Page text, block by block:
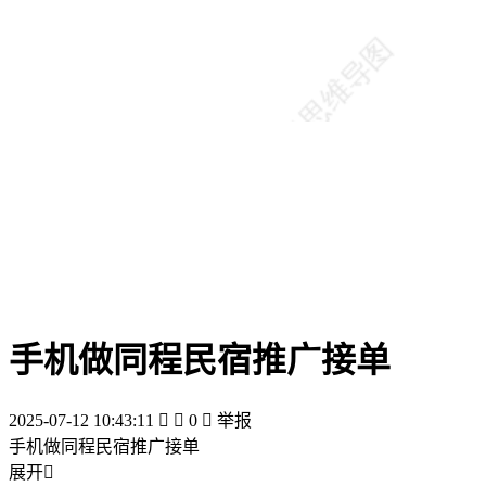
手机做同程民宿推广接单
2025-07-12 10:43:11   0  举报
手机做同程民宿推广接单
展开